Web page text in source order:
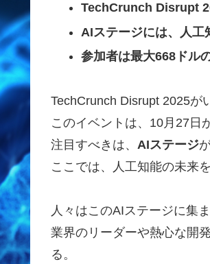
TechCrunch Disrupt
AIステージには、人工
参加者は最大668ドル
TechCrunch Disrupt 2025が
このイベントは、10月27日
注目すべきは、 AIステージ
ここでは、人工知能の未来
人々はこのAIステージに集
業界のリーダーや熱心な開
る。